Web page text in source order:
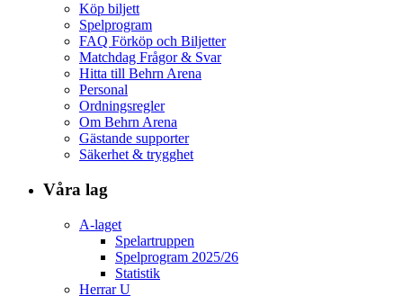
Köp biljett
Spelprogram
FAQ Förköp och Biljetter
Matchdag Frågor & Svar
Hitta till Behrn Arena
Personal
Ordningsregler
Om Behrn Arena
Gästande supporter
Säkerhet & trygghet
Våra lag
A-laget
Spelartruppen
Spelprogram 2025/26
Statistik
Herrar U